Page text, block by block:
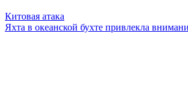
Китовая атака
Яхта в океанской бухте привлекла